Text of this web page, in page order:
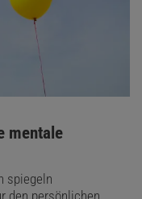
mentale
spiegeln
den persönlichen